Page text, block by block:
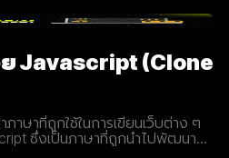
เวลาที่น้อยลง ความสามารถในการ
Javascript (Clone
าษาที่ถูกใช้ในการเขียนเว็บต่าง ๆ
ซึ่งเป็นภาษาที่ถูกนำไปพัฒนา